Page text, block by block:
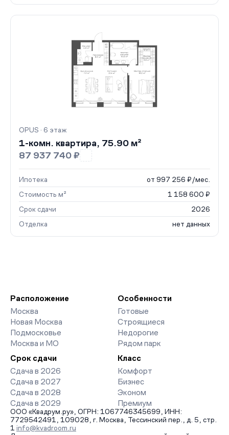
OPUS · 6 этаж
1-комн. квартира, 75.90 м²
87 937 740 ₽
Ипотека
от 997 256 ₽/мес.
Стоимость м²
1 158 600 ₽
Срок сдачи
2026
Отделка
нет данных
Расположение
Москва
Новая Москва
Подмосковье
Москва и МО
Особенности
Готовые
Строящиеся
Недорогие
Рядом парк
Срок сдачи
Сдача в 2026
Сдача в 2027
Сдача в 2028
Сдача в 2029
Класс
Комфорт
Бизнес
Эконом
Премиум
ООО «Квадрум.ру», ОГРН: 1067746345699, ИНН:
7729542491, 109028, г. Москва, Тессинский пер., д. 5, стр.
1 info@kvadroom.ru